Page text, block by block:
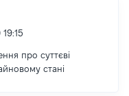
про суттєві
стані